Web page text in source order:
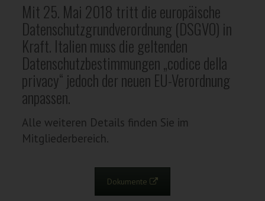
Mit 25. Mai 2018 tritt die europäische
Datenschutzgrundverordnung (DSGVO) in
Kraft. Italien muss die geltenden
Datenschutzbestimmungen „codice della
privacy“ jedoch der neuen EU-Verordnung
anpassen.
Alle weiteren Details finden Sie im
Mitgliederbereich.
Dokumente